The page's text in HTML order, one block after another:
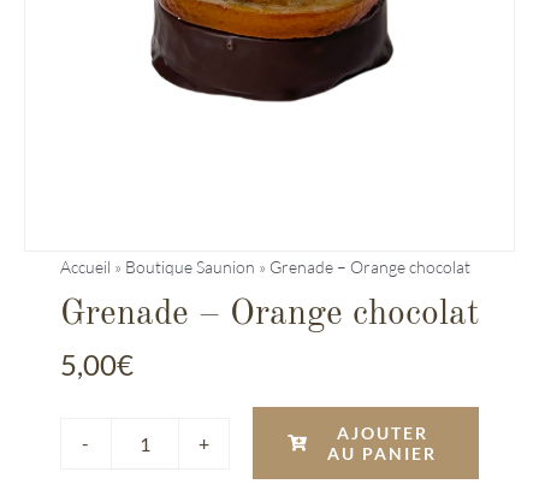
Accueil » Boutique Saunion » Grenade – Orange chocolat
Grenade – Orange chocolat
5,00€
quantité
AJOUTER
AU PANIER